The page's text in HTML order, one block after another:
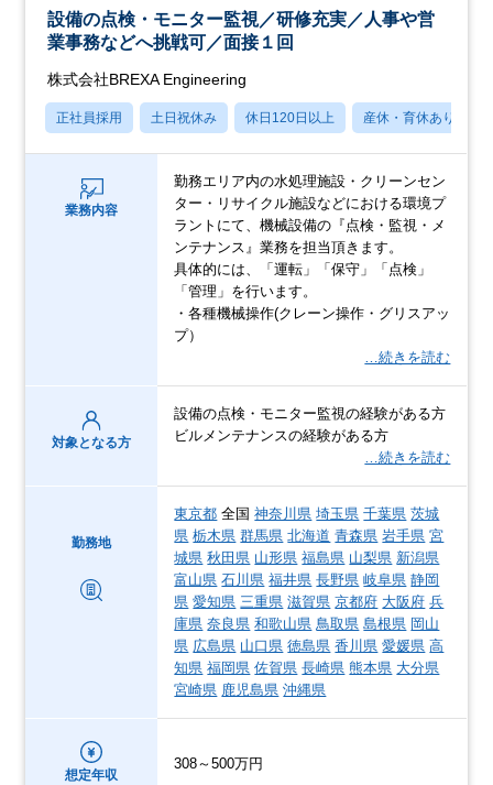
設備の点検・モニター監視／研修充実／人事や営
業事務などへ挑戦可／面接１回
株式会社BREXA Engineering
正社員採用 土日祝休み 休日120日以上 産休・育休あり
業務内容
勤務エリア内の水処理施設・クリーンセン
ター・リサイクル施設などにおける環境プ
ラントにて、機械設備の『点検・監視・メ
ンテナンス』業務を担当頂きます。
具体的には、「運転」「保守」「点検」
「管理」を行います。
・各種機械操作(クレーン操作・グリスアッ
プ）
…続きを読む
対象となる方
設備の点検・モニター監視の経験がある方
ビルメンテナンスの経験がある方
…続きを読む
勤務地
東京都 全国神奈川県 埼玉県 千葉県 茨城
県 栃木県 群馬県 北海道 青森県 岩手県 宮
城県 秋田県 山形県 福島県 山梨県 新潟県
富山県 石川県 福井県 長野県 岐阜県 静岡
県 愛知県 三重県 滋賀県 京都府 大阪府 兵
庫県 奈良県 和歌山県 鳥取県 島根県 岡山
県 広島県 山口県 徳島県 香川県 愛媛県 高
知県 福岡県 佐賀県 長崎県 熊本県 大分県
宮崎県 鹿児島県 沖縄県
想定年収
308～500万円